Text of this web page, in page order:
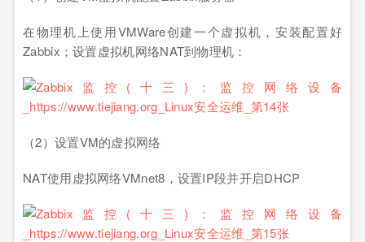
在物理机上使用VMWare创建一个虚拟机，安装配置好
Zabbix；设置虚拟机网络NAT到物理机：
（2）设置VM的虚拟网络
NAT使用虚拟网络VMnet8，设置IP段并开启DHCP